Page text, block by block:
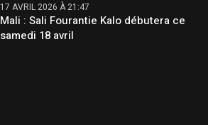
17 AVRIL 2026 À 21:47
Mali : Sali Fourantie Kalo débutera ce
samedi 18 avril